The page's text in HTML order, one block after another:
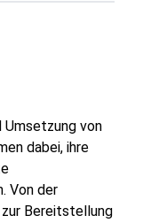
Umsetzung von
dabei, ihre
Von der
Bereitstellung